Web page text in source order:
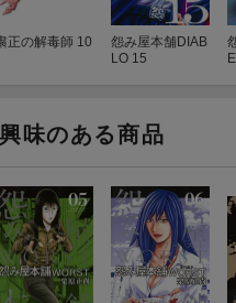
正の解毒師 10
怨み屋本舗DIAB
LO 15
味のある商品